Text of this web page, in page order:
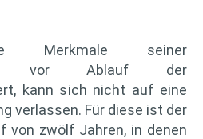
Merkmale seiner
vor Ablauf der
kann sich nicht auf eine
verlassen. Für diese ist der
von zwölf Jahren, in denen